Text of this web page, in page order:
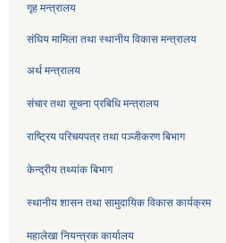
गृह मन्त्रालय
संघिय मामिला तथा स्थानीय विकास मन्त्रालय
अर्थ मन्त्रालय
संचार तथा सूचना प्रबिधि मन्त्रालय
राष्ट्रिय परिचयपत्र तथा पञ्जीकरण बिभाग
केन्द्रीय तथ्यांक बिभाग
स्थानीय शासन तथा सामुदायिक विकास कार्यक्रम
महालेखा नियन्त्रक कार्यालय